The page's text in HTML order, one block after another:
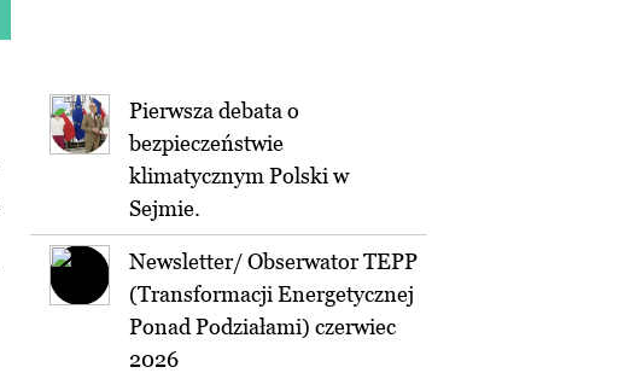
Pierwsza debata o
bezpieczeństwie
klimatycznym Polski w
Sejmie.
Newsletter/ Obserwator TEPP
(Transformacji Energetycznej
Ponad Podziałami) czerwiec
2026